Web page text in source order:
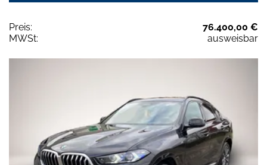
Preis:
76.400,00 €
MWSt:
ausweisbar